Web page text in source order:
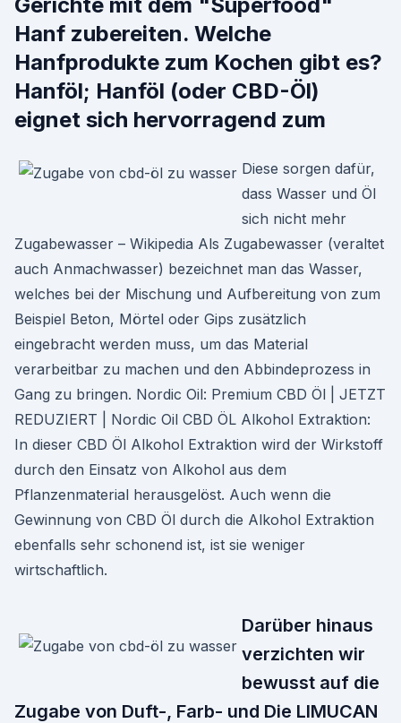
Hanf zubereiten. Welche
Hanfprodukte zum Kochen gibt es?
Hanföl; Hanföl (oder CBD-Öl)
eignet sich hervorragend zum
Diese sorgen dafür,
dass Wasser und Öl
sich nicht mehr
Zugabewasser – Wikipedia Als Zugabewasser (veraltet
auch Anmachwasser) bezeichnet man das Wasser,
welches bei der Mischung und Aufbereitung von zum
Beispiel Beton, Mörtel oder Gips zusätzlich
eingebracht werden muss, um das Material
verarbeitbar zu machen und den Abbindeprozess in
Gang zu bringen. Nordic Oil: Premium CBD Öl | JETZT
REDUZIERT | Nordic Oil CBD ÖL Alkohol Extraktion:
In dieser CBD Öl Alkohol Extraktion wird der Wirkstoff
durch den Einsatz von Alkohol aus dem
Pflanzenmaterial herausgelöst. Auch wenn die
Gewinnung von CBD Öl durch die Alkohol Extraktion
ebenfalls sehr schonend ist, ist sie weniger
wirtschaftlich.
Darüber hinaus
verzichten wir
bewusst auf die
Zugabe von Duft-, Farb- und Die LIMUCAN